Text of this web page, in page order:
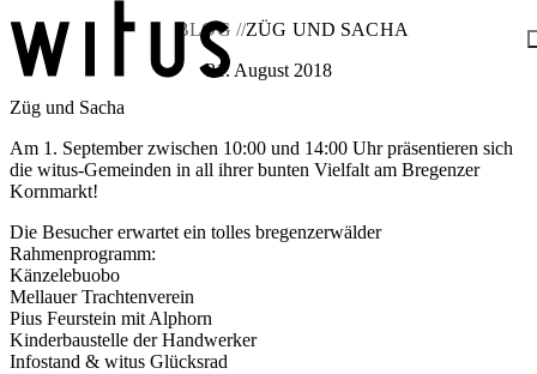
Blog
Projekte
Mitglieder
KEM witus
Kontakt
BLOG //ZÜG UND SACHA
21. August 2018
Züg und Sacha
Am 1. September zwischen 10:00 und 14:00 Uhr präsentieren sich
die witus-Gemeinden in all ihrer bunten Vielfalt am Bregenzer
Kornmarkt!
Die Besucher erwartet ein tolles bregenzerwälder
Rahmenprogramm:
Känzelebuobo
Mellauer Trachtenverein
Pius Feurstein mit Alphorn
Kinderbaustelle der Handwerker
Infostand & witus Glücksrad